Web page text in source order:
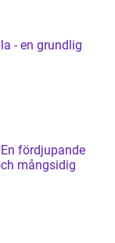
- en grundlig
fördjupande
mångsidig